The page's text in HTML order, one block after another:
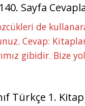
Sayfa
de
Cevap:
gibidir. Bize
Türkçe 1.